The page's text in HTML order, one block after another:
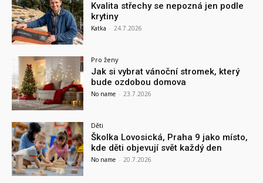
Kvalita střechy se nepozná jen podle
krytiny
Katka - 24.7.2026
Pro ženy
Jak si vybrat vánoční stromek, který
bude ozdobou domova
No name - 23.7.2026
Děti
Školka Lovosická, Praha 9 jako místo,
kde děti objevují svět každý den
No name - 20.7.2026